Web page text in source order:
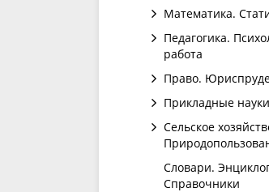
Математика.
Педагогика.
работа
Право.
Прикладные
Сельское
Словари.
Справочники